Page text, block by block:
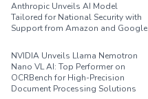
Anthropic Unveils AI Model
Tailored for National Security with
Support from Amazon and Google
NVIDIA Unveils Llama Nemotron
Nano VL AI: Top Performer on
OCRBench for High-Precision
Document Processing Solutions